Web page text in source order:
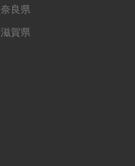
奈良県
滋賀県